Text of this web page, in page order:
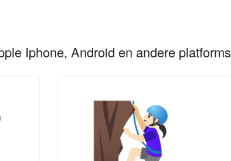
Iphone, Android en andere platforms